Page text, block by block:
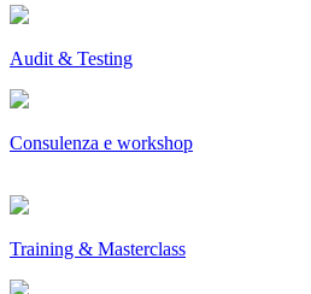
Audit & Testing
Consulenza e workshop
Training & Masterclass